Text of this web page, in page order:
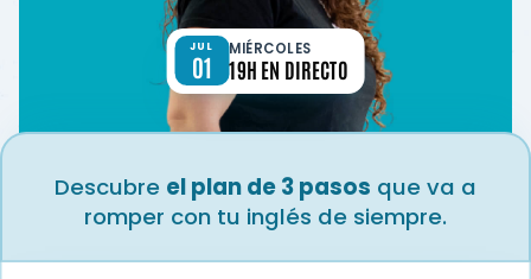
Descubre el plan de 3 pasos que va a
romper con tu inglés de siempre.
JUL
01
MIÉRCOLES
19H EN DIRECTO